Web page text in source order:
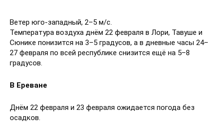
Ветер юго-западный, 2–5 м/с.
Температура воздуха днём 22 февраля в Лори, Тавуше и
Сюнике понизится на 3–5 градусов, а в дневные часы 24–
27 февраля по всей республике снизится ещё на 5–8
градусов.
В Ереване
Днём 22 февраля и 23 февраля ожидается погода без
осадков.